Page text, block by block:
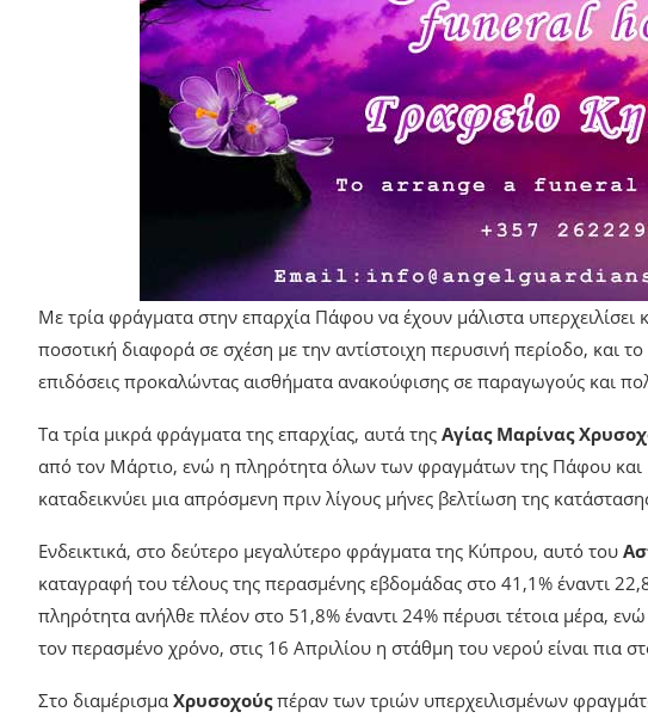
Με τρία φράγματα στην επαρχία Πάφου να έχουν μάλιστα υπερχειλίσει
ποσοτική διαφορά σε σχέση με την αντίστοιχη περυσινή περίοδο, και
επιδόσεις προκαλώντας αισθήματα ανακούφισης σε παραγωγούς και
Τα τρία μικρά φράγματα της επαρχίας, αυτά της Αγίας Μαρίνας
από τον Μάρτιο, ενώ η πληρότητα όλων των φραγμάτων της Πάφου και
καταδεικνύει μια απρόσμενη πριν λίγους μήνες βελτίωση της
Ενδεικτικά, στο δεύτερο μεγαλύτερο φράγματα της Κύπρου, αυτό του
καταγραφή του τέλους της περασμένης εβδομάδας στο 41,1% έναντι
πληρότητα ανήλθε πλέον στο 51,8% έναντι 24% πέρυσι τέτοια μέρα,
τον περασμένο χρόνο, στις 16 Απριλίου η στάθμη του νερού είναι πια
Στο διαμέρισμα Χρυσοχούςπέραν των τριών υπερχειλισμένων